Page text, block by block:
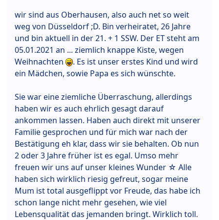
wir sind aus Oberhausen, also auch net so weit
weg von Düsseldorf ;D. Bin verheiratet, 26 Jahre
und bin aktuell in der 21. + 1 SSW. Der ET steht am
05.01.2021 an ... ziemlich knappe Kiste, wegen
Weihnachten
. Es ist unser erstes Kind und wird
ein Mädchen, sowie Papa es sich wünschte.
Sie war eine ziemliche Überraschung, allerdings
haben wir es auch ehrlich gesagt darauf
ankommen lassen. Haben auch direkt mit unserer
Familie gesprochen und für mich war nach der
Bestätigung eh klar, dass wir sie behalten. Ob nun
2 oder 3 Jahre früher ist es egal. Umso mehr
freuen wir uns auf unser kleines Wunder ☆ Alle
haben sich wirklich riesig gefreut, sogar meine
Mum ist total ausgeflippt vor Freude, das habe ich
schon lange nicht mehr gesehen, wie viel
Lebensqualität das jemanden bringt. Wirklich toll.